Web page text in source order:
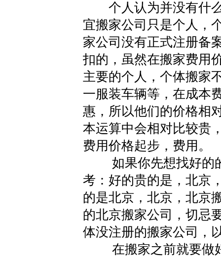
个人认为并没有什么
宜搬家公司只是个人，
家公司没有正式注册备
扣的，虽然在搬家费用
主要的个人，个体搬家
一服装车辆等，在成本
惠，所以他们的价格相
本运算中会相对比较贵
费用价格起步，费用。
如果你先想找好的的
考：好的贵的是，北京
的是北京，北京，北京
的北京搬家公司，切忌
体没注册的搬家公司，
在搬家之前就要做好